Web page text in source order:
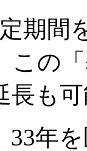
期間
この
長も
33年